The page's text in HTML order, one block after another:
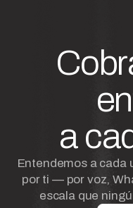
a
Entendemos a cada
por ti — por voz,
escala que